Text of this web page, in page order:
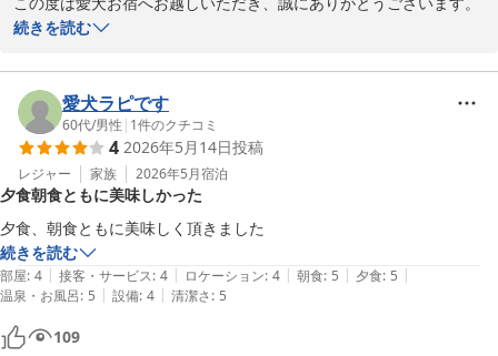
せいただき大変嬉しく拝読いたしました。
いただいたお言葉はスタッフ一同の励みとなります。
また、フリードリンクコーナーなどアルコール飲み放題もお楽しみ
いただけたようで何よりでございます。
Pちゃんは人もワンちゃんも大好きなご様子で、館内でも楽しそう
に過ごしている姿がとても印象的でした。
スタッフもその可愛らしい姿にたくさん癒やしをいただきました。
これからも皆様に気持ちよくお過ごしいただけるよう、館内の清潔
維持はもちろん、心を込めたおもてなしに努めてまいります。
続きを読む
愛犬ラピです
60代/男性 | 1件のクチコミ
4 2026年5月14日投稿
レジャー 家族 2026年5月宿泊
夕食朝食ともに美味しかった
夕食、朝食ともに美味しく頂きました
続きを読む
部屋: 4 | 接客・サービス: 4 | ロケーション: 4 | 朝食: 5 | 夕食: 5 |
温泉・お風呂: 5 | 設備: 4 | 清潔さ: 5
109